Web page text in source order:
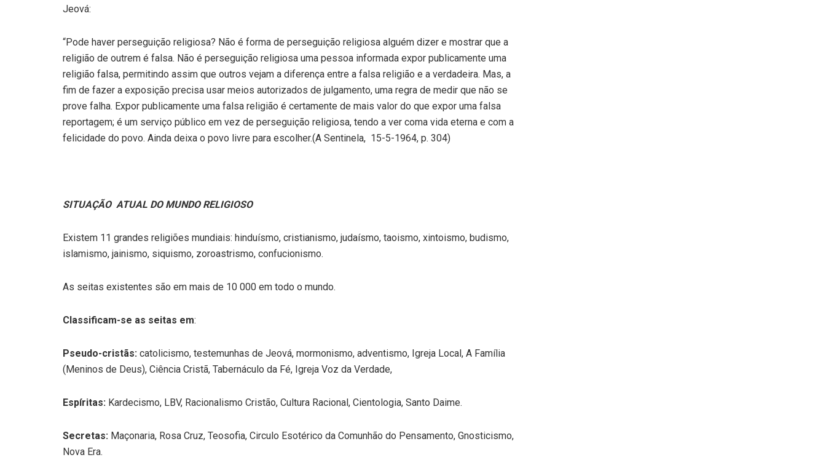
Jeová:
“Pode haver perseguição religiosa? Não é forma de perseguição religiosa alguém dizer e mostrar que a
religião de outrem é falsa. Não é perseguição religiosa uma pessoa informada expor publicamente uma
religião falsa, permitindo assim que outros vejam a diferença entre a falsa religião e a verdadeira. Mas, a
fim de fazer a exposição precisa usar meios autorizados de julgamento, uma regra de medir que não se
prove falha. Expor publicamente uma falsa religião é certamente de mais valor do que expor uma falsa
reportagem; é um serviço público em vez de perseguição religiosa, tendo a ver coma vida eterna e com a
felicidade do povo. Ainda deixa o povo livre para escolher.(A Sentinela, 15-5-1964, p. 304)
SITUAÇÃO ATUAL DO MUNDO RELIGIOSO
Existem 11 grandes religiões mundiais: hinduísmo, cristianismo, judaísmo, taoismo, xintoismo, budismo,
islamismo, jainismo, siquismo, zoroastrismo, confucionismo.
As seitas existentes são em mais de 10 000 em todo o mundo.
Classificam-se as seitas em:
Pseudo-cristãs: catolicismo, testemunhas de Jeová, mormonismo, adventismo, Igreja Local, A Família
(Meninos de Deus), Ciência Cristã, Tabernáculo da Fé, Igreja Voz da Verdade,
Espíritas: Kardecismo, LBV, Racionalismo Cristão, Cultura Racional, Cientologia, Santo Daime.
Secretas: Maçonaria, Rosa Cruz, Teosofia, Circulo Esotérico da Comunhão do Pensamento, Gnosticismo,
Nova Era.